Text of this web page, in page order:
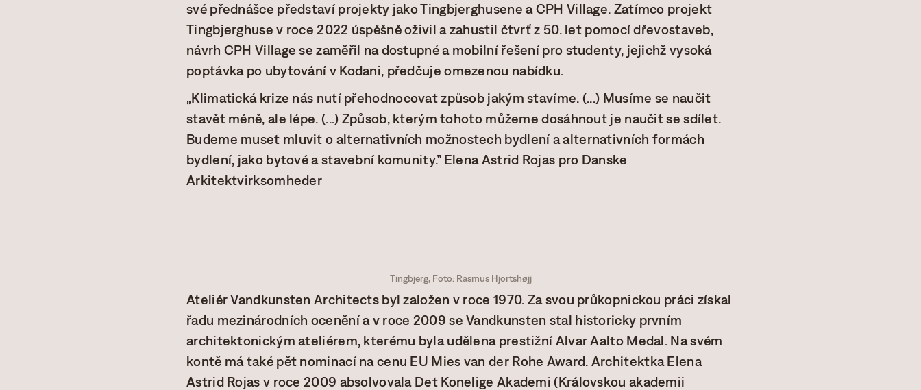
své přednášce představí projekty jako Tingbjerghusene a CPH Village. Zatímco projekt
Tingbjerghuse v roce 2022 úspěšně oživil a zahustil čtvrť z 50. let pomocí dřevostaveb,
návrh CPH Village se zaměřil na dostupné a mobilní řešení pro studenty, jejichž vysoká
poptávka po ubytování v Kodani, předčuje omezenou nabídku.
„Klimatická krize nás nutí přehodnocovat způsob jakým stavíme. (...) Musíme se naučit
stavět méně, ale lépe. (...) Způsob, kterým tohoto můžeme dosáhnout je naučit se sdílet.
Budeme muset mluvit o alternativních možnostech bydlení a alternativních formách
bydlení, jako bytové a stavební komunity.” Elena Astrid Rojas pro Danske
Arkitektvirksomheder
Tingbjerg, Foto: Rasmus Hjortshøjj
Ateliér Vandkunsten Architects byl založen v roce 1970. Za svou průkopnickou práci získal
řadu mezinárodních ocenění a v roce 2009 se Vandkunsten stal historicky prvním
architektonickým ateliérem, kterému byla udělena prestižní Alvar Aalto Medal. Na svém
kontě má také pět nominací na cenu EU Mies van der Rohe Award. Architektka Elena
Astrid Rojas v roce 2009 absolvovala Det Konelige Akademi (Královskou akademii